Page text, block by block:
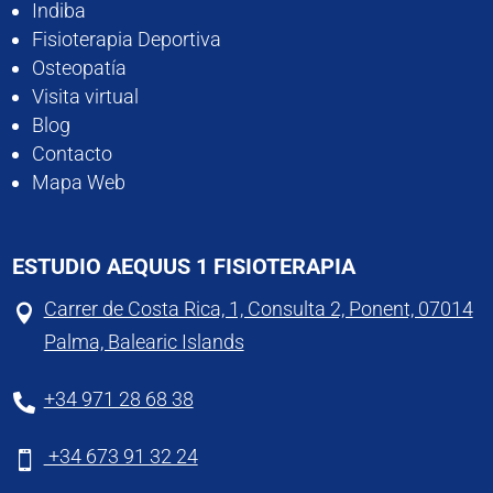
Indiba
Fisioterapia Deportiva
Osteopatía
Visita virtual
Blog
Contacto
Mapa Web
ESTUDIO AEQUUS 1 FISIOTERAPIA
 Carrer de Costa Rica, 1, Consulta 2, Ponent, 07014
Palma, Balearic Islands
 +34 971 28 68 38
 +34 673 91 32 24